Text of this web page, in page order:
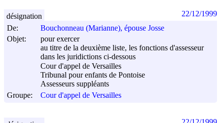
De:
Bouchonneau (Marianne), épouse Josse
Objet:
pour exercer
au titre de la deuxième liste, les fonctions d'assesseur
dans les juridictions ci-dessous
Cour d'appel de Versailles
Tribunal pour enfants de Pontoise
Assesseurs suppléants
Groupe:
Cour d'appel de Versailles
désignation 22/12/1999